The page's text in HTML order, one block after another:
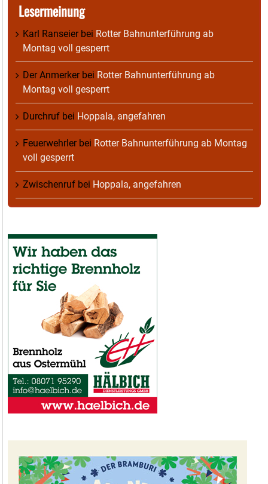
Lesermeinung
Karl Ranseierbei Rotter Bahnunterführung ab
Montag voll gesperrt
Der Anmerkerbei Rotter Bahnunterführung ab
Montag voll gesperrt
Durchruf bei Hoppala, angefahren
Feuerwehrlerbei Rotter Bahnunterführung ab Montag
voll gesperrt
Zwischenruf bei Hoppala, angefahren